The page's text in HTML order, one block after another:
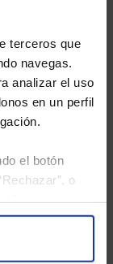
terceros que
navegas.
analizar el uso
en un perfil
el botón
o
el